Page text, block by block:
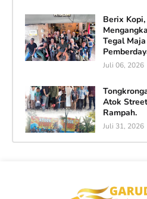
Berix
Tegal
Juli 06, 2026
Atok
Rampah.
Juli 31, 2026